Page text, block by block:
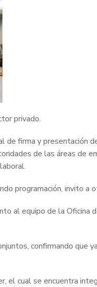
privado.
firma y presentación
de las áreas de
programación, invito a
al equipo de la Oficina
confirmando que
el cual se encuentra